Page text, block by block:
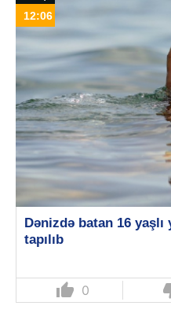
12:06
Dənizdə batan 16
tapılıb
thumb_up 0